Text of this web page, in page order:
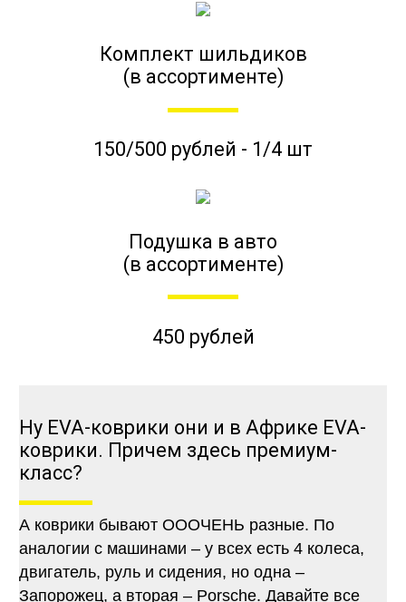
Комплект шильдиков
(в ассортименте)
150/500 рублей - 1/4 шт
Подушка в авто
(в ассортименте)
450 рублей
Ну EVA-коврики они и в Африке EVA-
коврики. Причем здесь премиум-
класс?
А коврики бывают ОООЧЕНЬ разные. По
аналогии с машинами – у всех есть 4 колеса,
двигатель, руль и сидения, но одна –
Запорожец, а вторая – Porsche. Давайте все